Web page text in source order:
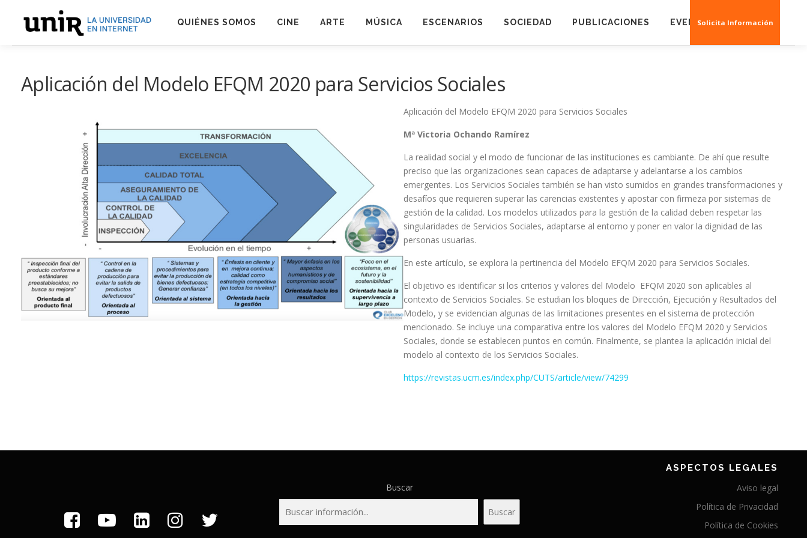
content
QUIÉNES SOMOS CINE ARTE MÚSICA ESCENARIOS SOCIEDAD PUBLICACIONES EVENTOS CREAS 3D
Aplicación del Modelo EFQM 2020 para Servicios Sociales
Aplicación del Modelo EFQM 2020 para Servicios Sociales
Mª Victoria Ochando Ramírez
La realidad social y el modo de funcionar de las instituciones es cambiante. De ahí que resulte
preciso que las organizaciones sean capaces de adaptarse y adelantarse a los cambios
emergentes. Los Servicios Sociales también se han visto sumidos en grandes transformaciones y
desafíos que requieren superar las carencias existentes y apostar con firmeza por sistemas de
gestión de la calidad. Los modelos utilizados para la gestión de la calidad deben respetar las
singularidades de Servicios Sociales, adaptarse al entorno y poner en valor la dignidad de las
personas usuarias.
En este artículo, se explora la pertinencia del Modelo EFQM 2020 para Servicios Sociales.
El objetivo es identificar si los criterios y valores del Modelo EFQM 2020 son aplicables al
contexto de Servicios Sociales. Se estudian los bloques de Dirección, Ejecución y Resultados del
Modelo, y se evidencian algunas de las limitaciones presentes en el sistema de protección
mencionado. Se incluye una comparativa entre los valores del Modelo EFQM 2020 y Servicios
Sociales, donde se establecen puntos en común. Finalmente, se plantea la aplicación inicial del
modelo al contexto de los Servicios Sociales.
https://revistas.ucm.es/index.php/CUTS/article/view/74299
Buscar
Buscar
Solicita Información
ASPECTOS LEGALES
Aviso legal
Política de Privacidad
Política de Cookies